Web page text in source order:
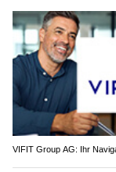
VIFIT Group AG: Ihr